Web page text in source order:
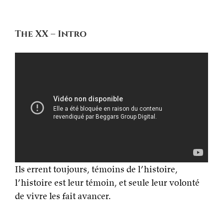
The XX – Intro
Ils errent toujours, témoins de l’histoire,
l’histoire est leur témoin, et seule leur volonté
de vivre les fait avancer.